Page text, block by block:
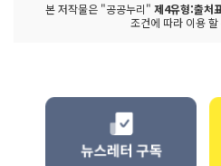
본 저작물은 "공공누리" 제4유형:출처
조건에 따라 이용